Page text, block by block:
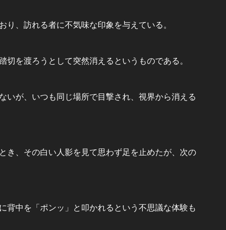
、訪れる者に不気味な印象を与えている。
を渡ろうとして突然消えるというものである。
いが、いつも同じ場所で目撃され、視界から消える
き、その白い人影を見て思わず足を止めたが、次の
背中を「ポンッ」と叩かれるという不思議な体験も